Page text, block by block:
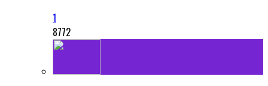
1
8772